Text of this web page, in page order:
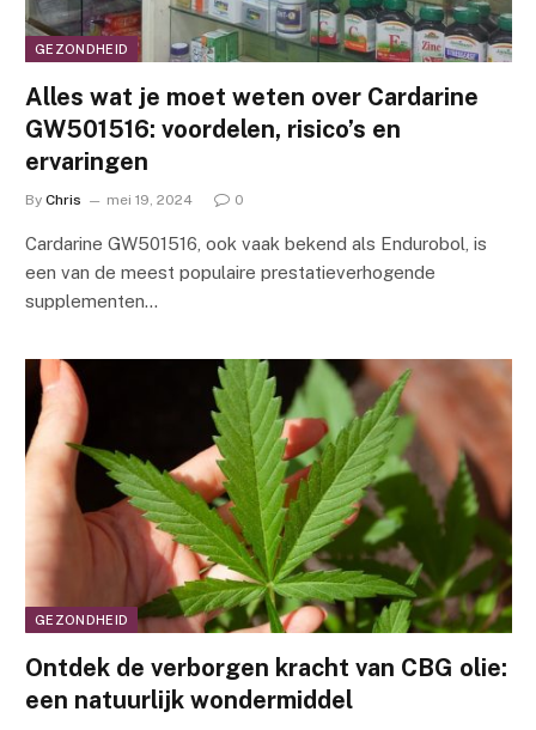
GEZONDHEID
Alles wat je moet weten over Cardarine
GW501516: voordelen, risico’s en
ervaringen
By Chris mei 19, 2024 0
Cardarine GW501516, ook vaak bekend als Endurobol, is
een van de meest populaire prestatieverhogende
supplementen…
GEZONDHEID
Ontdek de verborgen kracht van CBG olie:
een natuurlijk wondermiddel